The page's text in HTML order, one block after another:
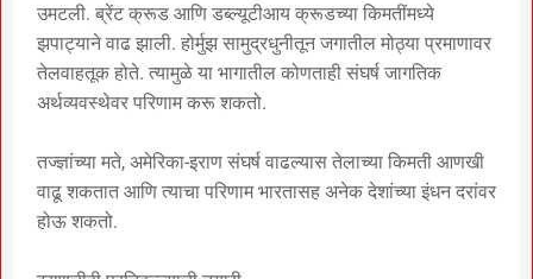
उमटली. ब्रेंट क्रूड आणि डब्ल्यूटीआय क्रूडच्या किमतींमध्ये
झपाट्याने वाढ झाली. होर्मुझ सामुद्रधुनीतून जगातील मोठ्या प्रमाणावर
तेलवाहतूक होते. त्यामुळे या भागातील कोणताही संघर्ष जागतिक
अर्थव्यवस्थेवर परिणाम करू शकतो.
तज्ज्ञांच्या मते, अमेरिका-इराण संघर्ष वाढल्यास तेलाच्या किमती आणखी
वाढू शकतात आणि त्याचा परिणाम भारतासह अनेक देशांच्या इंधन दरांवर
होऊ शकतो.